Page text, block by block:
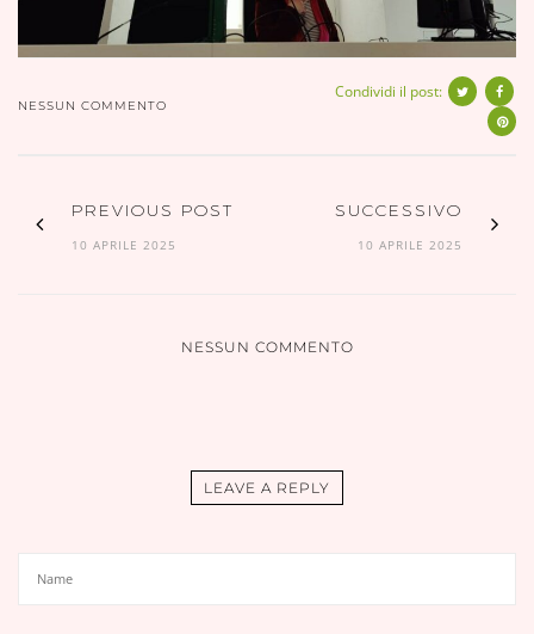
NESSUN COMMENTO
Condividi il post:
PREVIOUS POST
10 APRILE 2025
SUCCESSIVO
10 APRILE 2025
NESSUN COMMENTO
LEAVE A REPLY